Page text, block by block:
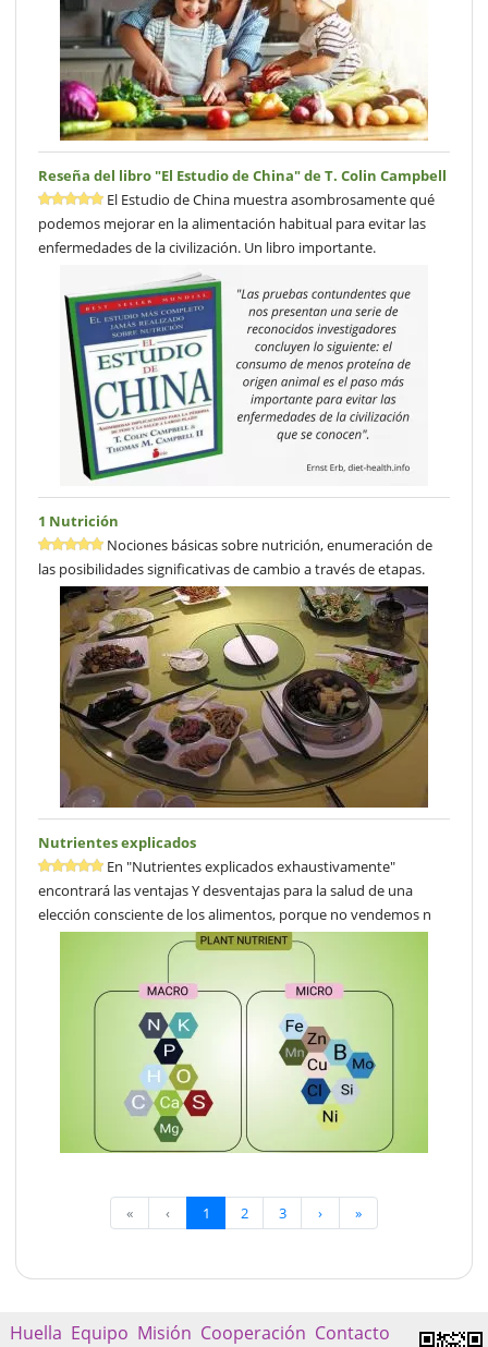
Reseña del libro "El Estudio de China" de T. Colin Campbell
El Estudio de China muestra asombrosamente qué
podemos mejorar en la alimentación habitual para evitar las
enfermedades de la civilización. Un libro importante.
1 Nutrición
Nociones básicas sobre nutrición, enumeración de
las posibilidades significativas de cambio a través de etapas.
Nutrientes explicados
En "Nutrientes explicados exhaustivamente"
encontrará las ventajas Y desventajas para la salud de una
elección consciente de los alimentos, porque no vendemos n
« ‹ 1 2 3 › »
Huella Equipo Misión Cooperación Contacto